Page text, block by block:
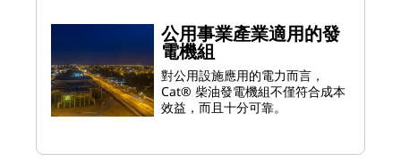
公用事業產業適用的發
電機組
對公用設施應用的電力而言，
Cat® 柴油發電機組不僅符合成本
效益，而且十分可靠。